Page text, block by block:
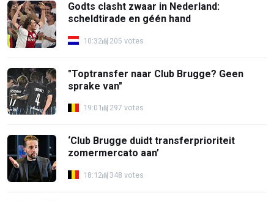
Godts clasht zwaar in Nederland:
scheldtirade en géén hand
10:32 205 votes
"Toptransfer naar Club Brugge? Geen
sprake van"
19:01 297 votes
‘Club Brugge duidt transferprioriteit
zomermercato aan’
18:12 348 votes